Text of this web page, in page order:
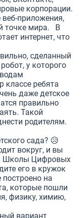
корпорации.
приложения,
точке мира. В
интернет, что
сделанный
у которого
классе ребята
даже детское
правильно
Такой
родителям.
сада? 😥
вокруг, и вы
у Школы Цифровых
его в кружок
на
которые пошли
физику, химию,
вариант